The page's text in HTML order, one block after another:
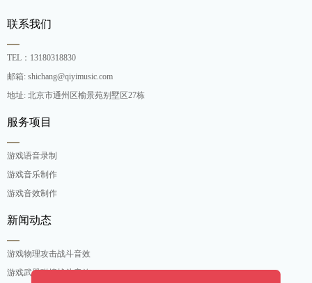
联系我们
TEL：13180318830
邮箱: shichang@qiyimusic.com
地址: 北京市通州区榆景苑别墅区27栋
服务项目
游戏语音录制
游戏音乐制作
游戏音效制作
新闻动态
游戏物理攻击战斗音效
游戏武器碰撞战斗音效